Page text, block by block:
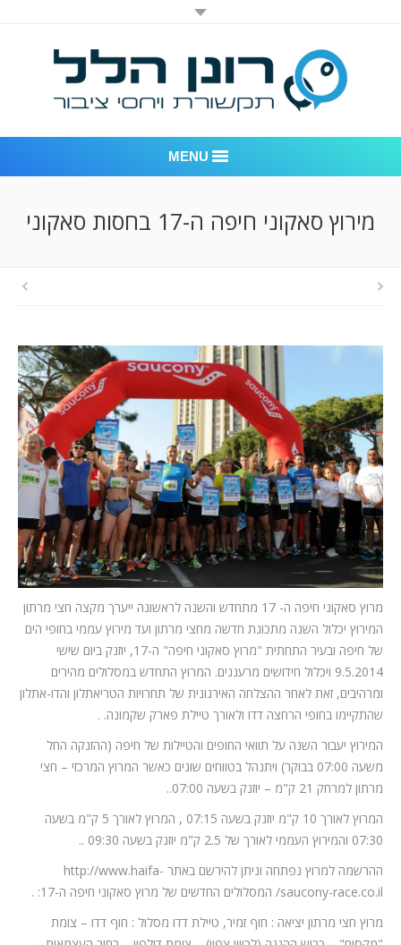
MENU
חדר חדשות
המלצות
ניהול מוניטין
צור קשר
מירוץ סאקוני חיפה ה-17 בחסות סאקוני
מרוץ סאקוני חיפה ה- 17 מתחדש והשנה לראשונה ייערך מקצה חצי מרתון
המירוץ יכלול השנה מתכונת חדשה מחצי מרתון ועד מירוץ עממי בחופי הים
של חיפה ובעיר התחתית "מרוץ סאקוני חיפה" ה-17, יוזנק ביום שישי
9.5.2014 ויכלול חידושים מרעננים. המרוץ התחדש במסלולים מהירים
ומרהיבים, זאת לאחר ההצלחה האירגונית של תחרויות הטריאתלון והדו-אתלון
שהתקיימו בחופי הרחצה דדו ולאורך טיילת פארק שקמונה. .
המירוץ יעבור השנה על תוואי החופים והטיילות של חיפה (ההזנקה החל
משעה 07:00 בבוקר) ויתנהל בטווחים שונים כאשר המרוץ המרכזי – חצי
מרתון למרחק 21 ק"מ – יוזנק בשעה 07:00..
המרוץ לאורך 10 ק"מ יוזנק בשעה 07:15 , המרוץ לאורך 5 ק"מ בשעה
07:30 והמירוץ העממי לאורך של 2.5 ק"מ יוזנק בשעה 09:30 ..
ההרשמה למרוץ נפתחה וניתן להירשם באתר http://www.haifa-
saucony-race.co.il/ המסלולים החדשים של מרוץ סאקוני חיפה ה-17: .
מרוץ חצי מרתון יציאה : חוף זמיר, טיילת דדו מסלול : חוף דדו – צומת